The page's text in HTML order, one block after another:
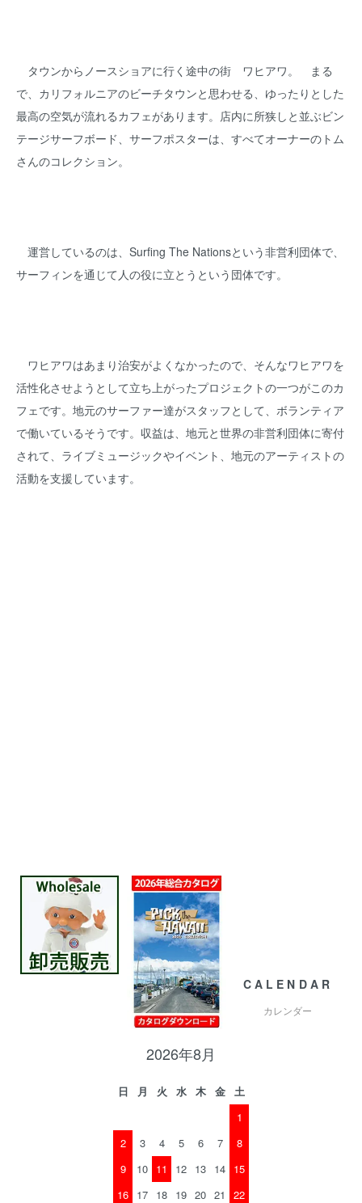
タウンからノースショアに行く途中の街 ワヒアワ。 まる
で、カリフォルニアのビーチタウンと思わせる、ゆったりとした
最高の空気が流れるカフェがあります。店内に所狭しと並ぶビン
テージサーフボード、サーフポスターは、すべてオーナーのトム
さんのコレクション。
運営しているのは、Surfing The Nationsという非営利団体で、
サーフィンを通じて人の役に立とうという団体です。
ワヒアワはあまり治安がよくなかったので、そんなワヒアワを
活性化させようとして立ち上がったプロジェクトの一つがこのカ
フェです。地元のサーファー達がスタッフとして、ボランティア
で働いているそうです。収益は、地元と世界の非営利団体に寄付
されて、ライブミュージックやイベント、地元のアーティストの
活動を支援しています。
CALENDAR
カレンダー
2026年8月
日 月 火 水 木 金
土
1
2
3 4 5 6 7
8
9
10 11 12 13 14 15
16 17 18 19 20 21
22